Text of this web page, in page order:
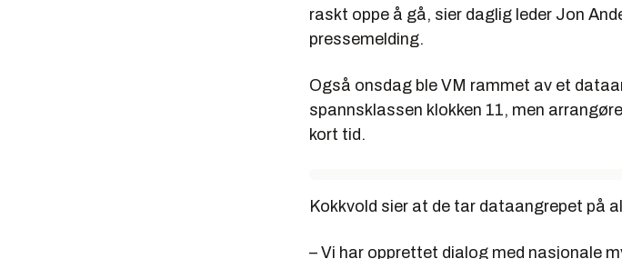
raskt oppe å gå, sier daglig leder Jon
pressemelding.
Også onsdag ble VM rammet av et
spannsklassen klokken 11, men
kort tid.
Kokkvold sier at de tar dataangrepet på
– Vi har opprettet dialog med nasjonale